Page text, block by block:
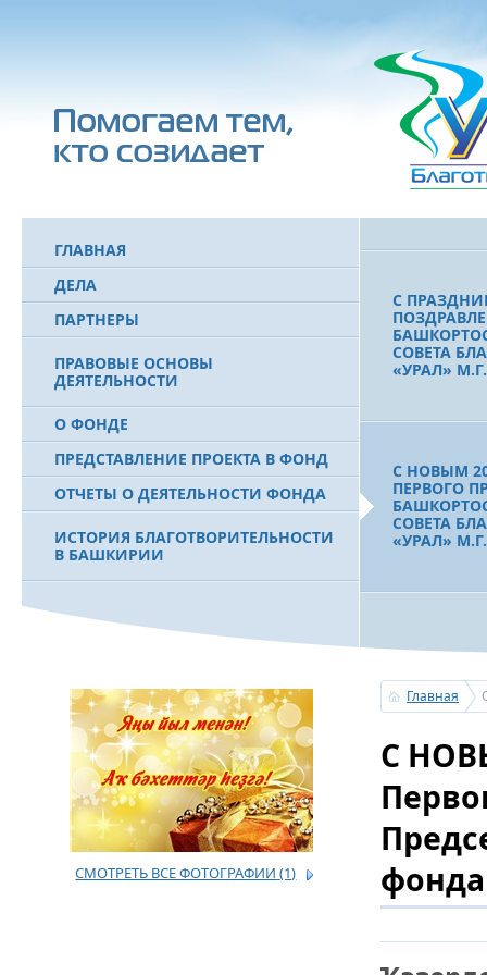
ГЛАВНАЯ
ДЕЛА
ПАРТНЕРЫ
ПРАВОВЫЕ ОСНОВЫ
ДЕЯТЕЛЬНОСТИ
О ФОНДЕ
ПРЕДСТАВЛЕНИЕ ПРОЕКТА В ФОНД
ОТЧЕТЫ О ДЕЯТЕЛЬНОСТИ ФОНДА
ИСТОРИЯ БЛАГОТВОРИТЕЛЬНОСТИ
В БАШКИРИИ
МУРТАЗЕ РАХИМОВЕ
7
С
СОВЕТА
«УРАЛ»
С НОВЫМ
ПЕРВОГО
СОВЕТА
«УРАЛ»
СОВЕТА
«УРАЛ»
С ДНЕМ
ПЕРВОГО
СОВЕТА
«УРАЛ»
СМОТРЕТЬ ВСЕ ФОТОГРАФИИ (1)
Главная
С